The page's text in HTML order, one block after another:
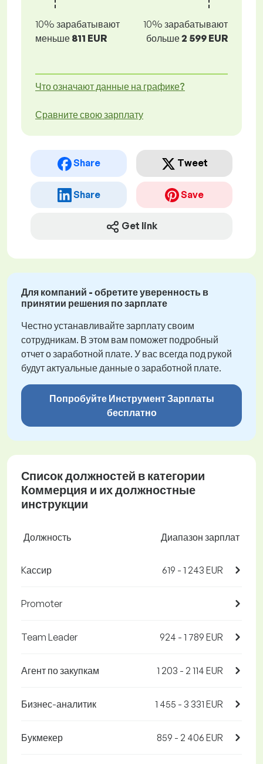
10% зарабатывают
меньше 811 EUR
10% зарабатывают
больше2 599 EUR
Что означают данные на графике?
Сравните свою зарплату
Share Tweet
Share Save
Get link
Для компаний - обретите уверенность в
принятии решения по зарплате
Честно устанавливайте зарплату своим
сотрудникам. В этом вам поможет подробный
отчет о заработной плате. У вас всегда под рукой
будут актуальные данные о заработной плате.
Попробуйте Инструмент Зарплаты
бесплатно
Список должностей в категории
Коммерция и их должностные
инструкции
Должность Диапазон зарплат
Kассир 619 - 1 243 EUR
Promoter
Team Leader 924 - 1 789 EUR
Агент по закупкам 1 203 - 2 114 EUR
Бизнес-аналитик 1 455 - 3 331 EUR
Букмекер 859 - 2 406 EUR